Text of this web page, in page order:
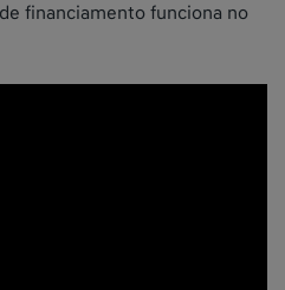
financiamento funciona no